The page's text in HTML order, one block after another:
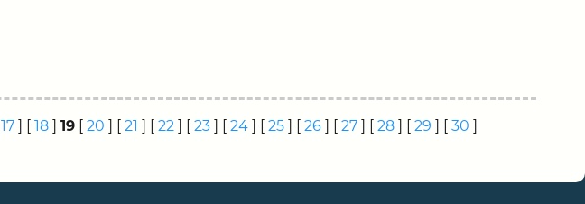
17] [ 18] 19[ 20 ] [ 21 ] [ 22 ] [ 23] [ 24] [ 25] [ 26] [ 27] [ 28] [ 29 ] [ 30 ]